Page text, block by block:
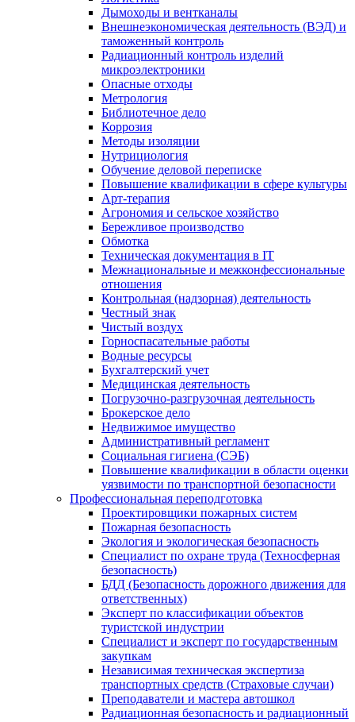
Дымоходы и вентканалы
Внешнеэкономическая деятельность (ВЭД) и
таможенный контроль
Радиационный контроль изделий
микроэлектроники
Опасные отходы
Метрология
Библиотечное дело
Коррозия
Методы изоляции
Нутрициология
Обучение деловой переписке
Повышение квалификации в сфере культуры
Арт-терапия
Агрономия и сельское хозяйство
Бережливое производство
Обмотка
Техническая документация в IT
Межнациональные и межконфессиональные
отношения
Контрольная (надзорная) деятельность
Честный знак
Чистый воздух
Горноспасательные работы
Водные ресурсы
Бухгалтерский учет
Медицинская деятельность
Погрузочно-разгрузочная деятельность
Брокерское дело
Недвижимое имущество
Административный регламент
Социальная гигиена (СЭБ)
Повышение квалификации в области оценки
уязвимости по транспортной безопасности
Профессиональная переподготовка
Проектировщики пожарных систем
Пожарная безопасность
Экология и экологическая безопасность
Специалист по охране труда (Техносферная
безопасность)
БДД (Безопасность дорожного движения для
ответственных)
Эксперт по классификации объектов
туристской индустрии
Специалист и эксперт по государственным
закупкам
Независимая техническая экспертиза
транспортных средств (Страховые случаи)
Преподаватели и мастера автошкол
Радиационная безопасность и радиационный